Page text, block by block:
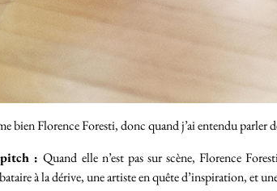
bien Florence Foresti, donc quand j’ai entendu parler
:Quand elle n’est pas sur scène, Florence
à la dérive, une artiste en quête d’inspiration, et